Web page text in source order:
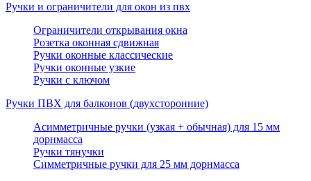
Ручки и ограничители для окон из пвх
Ограничители открывания окна
Розетка оконная сдвижная
Ручки оконные классические
Ручки оконные узкие
Ручки с ключом
Ручки ПВХ для балконов (двухсторонние)
Асимметричные ручки (узкая + обычная) для 15 мм
дорнмасса
Ручки тянучки
Симметричные ручки для 25 мм дорнмасса